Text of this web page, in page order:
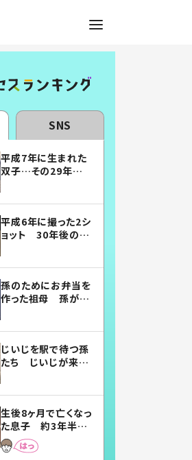
SNS
平成7年に生まれた
双子…その29年後
平成6年に撮った2シ
ョット 30年後の姿
孫のためにお弁当を
作った祖母 孫が絶
じいじを駅で待つ孫
たち じいじが来た
まらない」「幸せにな
れる」
生後8ヶ月で亡くなっ
た息子 約3年半
後、当時の妻の日記
に書いてあった本音